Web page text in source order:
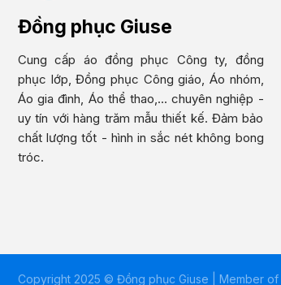
Đồng phục Giuse
Cung cấp áo đồng phục Công ty, đồng
phục lớp, Đồng phục Công giáo, Áo nhóm,
Áo gia đình, Áo thể thao,... chuyên nghiệp -
uy tín với hàng trăm mẫu thiết kế. Đảm bảo
chất lượng tốt - hình in sắc nét không bong
tróc.
Copyright 2025 © Đồng phục Giuse | Member of